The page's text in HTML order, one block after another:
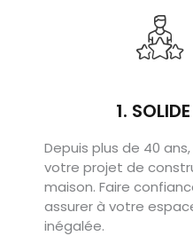
1.
Depuis plus de 40
votre projet de
maison. Faire
assurer à votre
inégalée.